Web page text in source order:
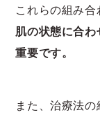
これらの組み合
肌の状態に合
重要です。
また、治療法